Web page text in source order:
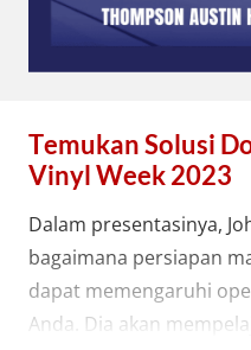
Temukan Solusi
Vinyl Week 2023
Dalam presentasinya,
bagaimana persiapan
dapat memengaruhi
Anda. Dia akan